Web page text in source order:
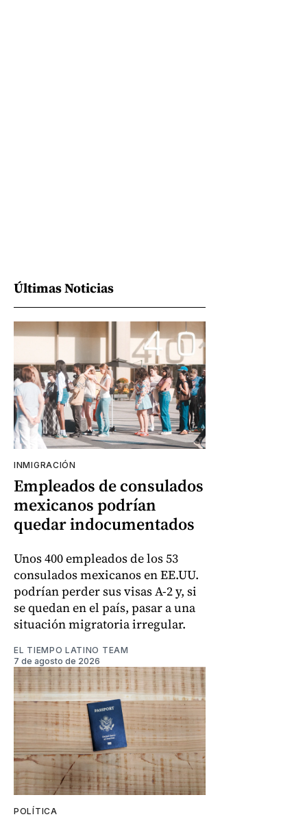
Últimas Noticias
INMIGRACIÓN
Empleados de consulados
mexicanos podrían
quedar indocumentados
Unos 400 empleados de los 53
consulados mexicanos en EE.UU.
podrían perder sus visas A-2 y, si
se quedan en el país, pasar a una
situación migratoria irregular.
EL TIEMPO LATINO TEAM
7 de agosto de 2026
POLÍTICA